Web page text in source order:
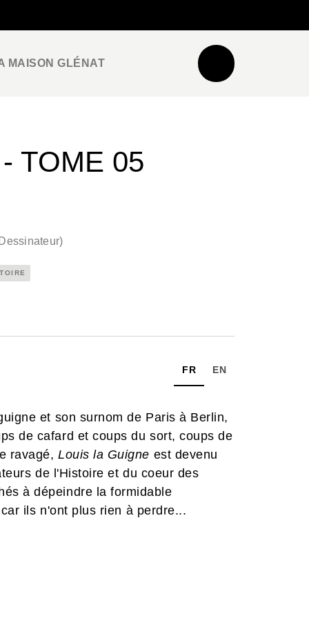
MAISON GLÉNAT
TOME 05
Dessinateur)
FR EN
et son surnom de Paris à Berlin,
de cafard et coups du sort, coups de
ravagé,Louis la Guigne est devenu
de l'Histoire et du coeur des
à dépeindre la formidable
ils n'ont plus rien à perdre...